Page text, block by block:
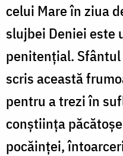
celui Mare în ziua
slujbei Deniei este
penitențial.
scris această
pentru a trezi în
conștiința
pocăinței,